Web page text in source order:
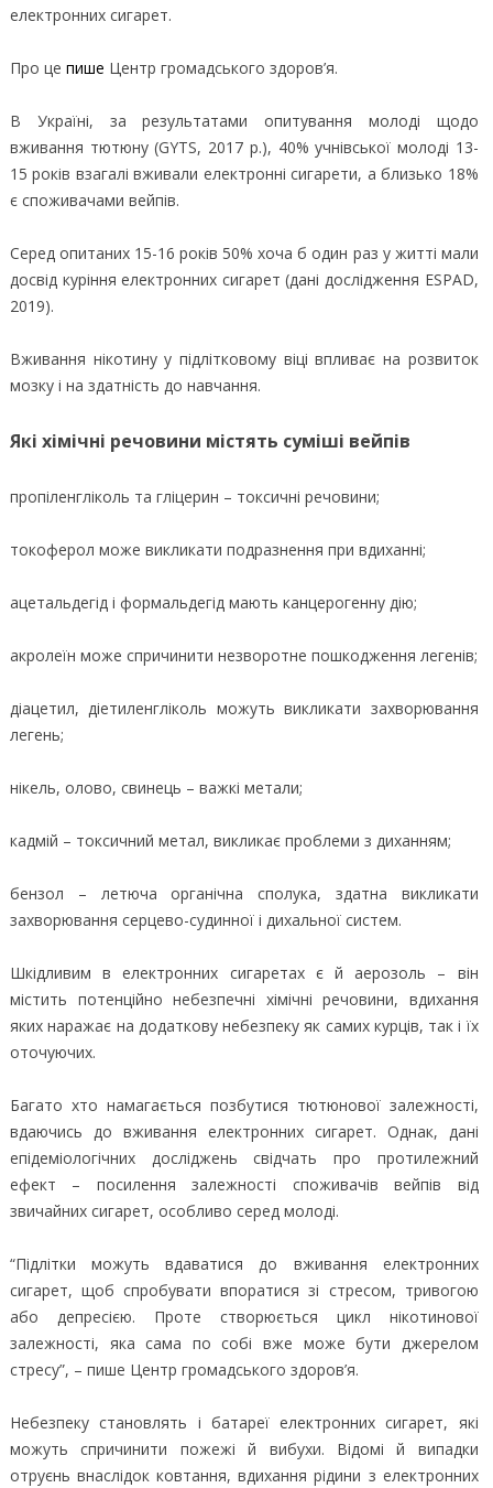
електронних сигарет.
Про це пише Центр громадського здоров’я.
В Україні, за результатами опитування молоді щодо
вживання тютюну (GYTS, 2017 р.), 40% учнівської молоді 13-
15 років взагалі вживали електронні сигарети, а близько 18%
є споживачами вейпів.
Серед опитаних 15-16 років 50% хоча б один раз у житті мали
досвід куріння електронних сигарет (дані дослідження ESPAD,
2019).
Вживання нікотину у підлітковому віці впливає на розвиток
мозку і на здатність до навчання.
Які хімічні речовини містять суміші вейпів
пропіленгліколь та гліцерин – токсичні речовини;
токоферол може викликати подразнення при вдиханні;
ацетальдегід і формальдегід мають канцерогенну дію;
акролеїн може спричинити незворотне пошкодження легенів;
діацетил, діетиленгліколь можуть викликати захворювання
легень;
нікель, олово, свинець – важкі метали;
кадмій – токсичний метал, викликає проблеми з диханням;
бензол – летюча органічна сполука, здатна викликати
захворювання серцево-судинної і дихальної систем.
Шкідливим в електронних сигаретах є й аерозоль – він
містить потенційно небезпечні хімічні речовини, вдихання
яких наражає на додаткову небезпеку як самих курців, так і їх
оточуючих.
Багато хто намагається позбутися тютюнової залежності,
вдаючись до вживання електронних сигарет. Однак, дані
епідеміологічних досліджень свідчать про протилежний
ефект – посилення залежності споживачів вейпів від
звичайних сигарет, особливо серед молоді.
“Підлітки можуть вдаватися до вживання електронних
сигарет, щоб спробувати впоратися зі стресом, тривогою
або депресією. Проте створюється цикл нікотинової
залежності, яка сама по собі вже може бути джерелом
стресу”, – пише Центр громадського здоров’я.
Небезпеку становлять і батареї електронних сигарет, які
можуть спричинити пожежі й вибухи. Відомі й випадки
отруєнь внаслідок ковтання, вдихання рідини з електронних